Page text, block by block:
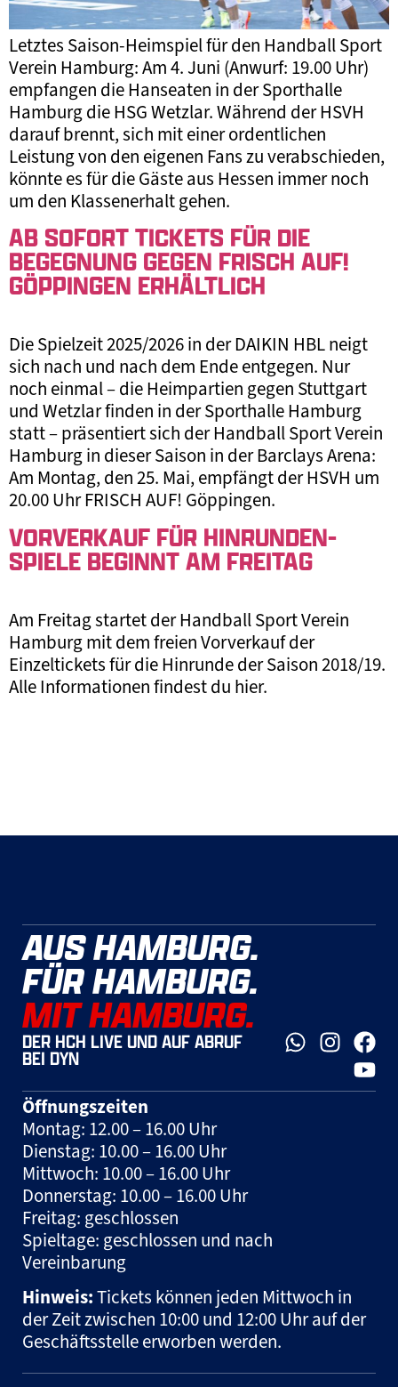
Letztes Saison-Heimspiel für den Handball Sport
Verein Hamburg: Am 4. Juni (Anwurf: 19.00 Uhr)
empfangen die Hanseaten in der Sporthalle
Hamburg die HSG Wetzlar. Während der HSVH
darauf brennt, sich mit einer ordentlichen
Leistung von den eigenen Fans zu verabschieden,
könnte es für die Gäste aus Hessen immer noch
um den Klassenerhalt gehen.
AB SOFORT TICKETS FÜR DIE
BEGEGNUNG GEGEN FRISCH AUF!
GÖPPINGEN ERHÄLTLICH
Die Spielzeit 2025/2026 in der DAIKIN HBL neigt
sich nach und nach dem Ende entgegen. Nur
noch einmal – die Heimpartien gegen Stuttgart
und Wetzlar finden in der Sporthalle Hamburg
statt – präsentiert sich der Handball Sport Verein
Hamburg in dieser Saison in der Barclays Arena:
Am Montag, den 25. Mai, empfängt der HSVH um
20.00 Uhr FRISCH AUF! Göppingen.
VORVERKAUF FÜR HINRUNDEN-
SPIELE BEGINNT AM FREITAG
Am Freitag startet der Handball Sport Verein
Hamburg mit dem freien Vorverkauf der
Einzeltickets für die Hinrunde der Saison 2018/19.
Alle Informationen findest du hier.
AUS HAMBURG.
FÜR HAMBURG.
MIT HAMBURG.
DER HCH LIVE UND AUF ABRUF
BEI DYN
Öffnungszeiten
Montag: 12.00 – 16.00 Uhr
Dienstag: 10.00 – 16.00 Uhr
Mittwoch: 10.00 – 16.00 Uhr
Donnerstag: 10.00 – 16.00 Uhr
Freitag: geschlossen
Spieltage: geschlossen und nach
Vereinbarung
Hinweis:Tickets können jeden Mittwoch in
der Zeit zwischen 10:00 und 12:00 Uhr auf der
Geschäftsstelle erworben werden.